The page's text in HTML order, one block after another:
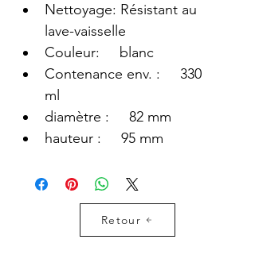
Nettoyage: Résistant au
lave-vaisselle
Couleur:     blanc
Contenance env. :     330
ml
diamètre :     82 mm
hauteur :     95 mm
Retour